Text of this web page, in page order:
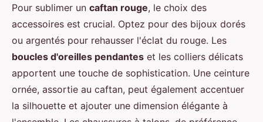
Pour sublimer un caftan rouge, le choix des
accessoires est crucial. Optez pour des bijoux dorés
ou argentés pour rehausser l'éclat du rouge. Les
boucles d'oreilles pendantes et les colliers délicats
apportent une touche de sophistication. Une ceinture
ornée, assortie au caftan, peut également accentuer
la silhouette et ajouter une dimension élégante à